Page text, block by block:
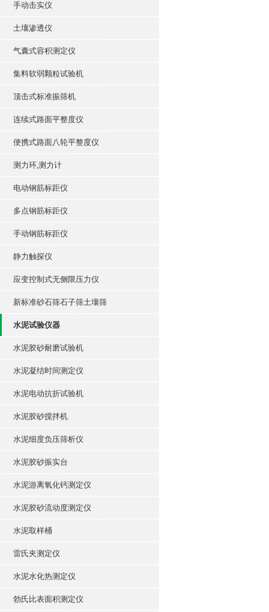
手动击实仪
土壤渗透仪
气囊式容积测定仪
集料软弱颗粒试验机
顶击式标准振筛机
连续式路面平整度仪
便携式路面八轮平整度仪
测力环,测力计
电动钢筋标距仪
多点钢筋标距仪
手动钢筋标距仪
静力触探仪
应变控制式无侧限压力仪
新标准砂石筛石子筛土壤筛
水泥试验仪器
水泥胶砂耐磨试验机
水泥凝结时间测定仪
水泥电动抗折试验机
水泥胶砂搅拌机
水泥细度负压筛析仪
水泥胶砂振实台
水泥游离氧化钙测定仪
水泥胶砂流动度测定仪
水泥取样桶
雷氏夹测定仪
水泥水化热测定仪
勃氏比表面积测定仪